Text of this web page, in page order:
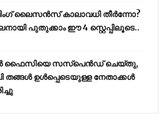
ലൈസൻസ് കാലാവധി തീർന്നോ?
പുതുക്കാം ഈ 4 സ്റ്റെപ്പിലൂടെ..
ഫൈസിയെ സസ്‌പെൻഡ് ചെയ്തു,
തങ്ങൾ ഉൾപ്പെടെയുള്ള നേതാക്കൾ